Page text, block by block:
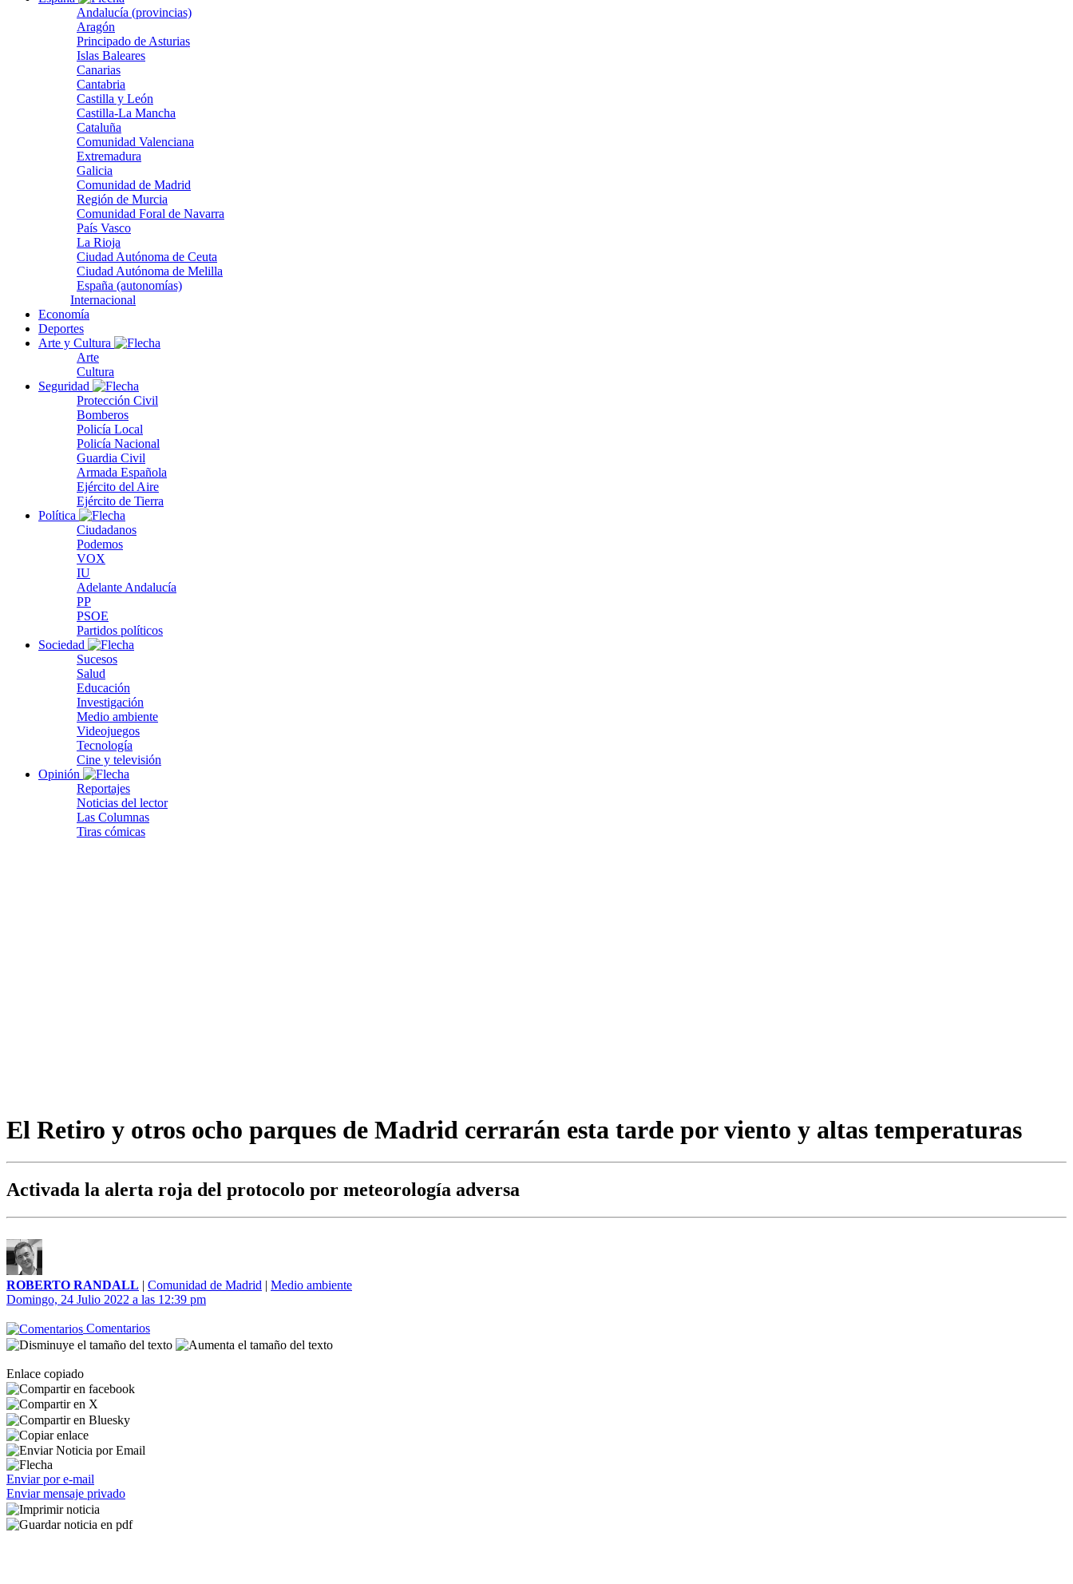
Andalucía (provincias)
Aragón
Principado de Asturias
Islas Baleares
Canarias
Cantabria
Castilla y León
Castilla-La Mancha
Cataluña
Comunidad Valenciana
Extremadura
Galicia
Comunidad de Madrid
Región de Murcia
Comunidad Foral de Navarra
País Vasco
La Rioja
Ciudad Autónoma de Ceuta
Ciudad Autónoma de Melilla
España (autonomías)
Internacional
Economía
Deportes
Arte y Cultura
Arte
Cultura
Seguridad
Protección Civil
Bomberos
Policía Local
Policía Nacional
Guardia Civil
Armada Española
Ejército del Aire
Ejército de Tierra
Política
Ciudadanos
Podemos
VOX
IU
Adelante Andalucía
PP
PSOE
Partidos políticos
Sociedad
Sucesos
Salud
Educación
Investigación
Medio ambiente
Videojuegos
Tecnología
Cine y televisión
Opinión
Reportajes
Noticias del lector
Las Columnas
Tiras cómicas
El Retiro y otros ocho parques de Madrid cerrarán esta tarde por viento y altas temperaturas
Activada la alerta roja del protocolo por meteorología adversa
ROBERTO RANDALL | Comunidad de Madrid | Medio ambiente
Domingo, 24 Julio 2022 a las 12:39 pm
Comentarios
Enlace copiado
Enviar por e-mail
Enviar mensaje privado